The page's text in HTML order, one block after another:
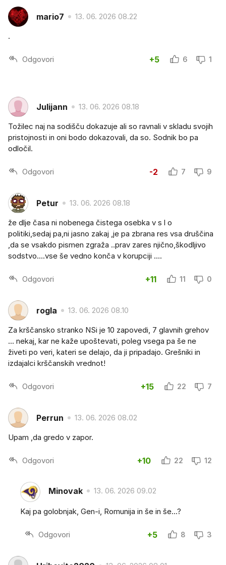
mario7 13. 06. 2026 08.22
.
Odgovori +5 6 1
Julijann 13. 06. 2026 08.18
Tožilec naj na sodišču dokazuje ali so ravnali v skladu svojih
pristojnosti in oni bodo dokazovali, da so. Sodnik bo pa
odločil.
Odgovori -2 7 9
Petur 13. 06. 2026 08.18
že dlje časa ni nobenega čistega osebka v s l o
politiki,sedaj pa,ni jasno zakaj ,je pa zbrana res vsa druščina
,da se vsakdo pismen zgraža ..prav zares njično,škodljivo
sodstvo....vse še vedno konča v korupciji ....
Odgovori +11 11 0
rogla 13. 06. 2026 08.10
Za krščansko stranko NSi je 10 zapovedi, 7 glavnih grehov
... nekaj, kar ne kaže upoštevati, poleg vsega pa še ne
živeti po veri, kateri se delajo, da ji pripadajo. Grešniki in
izdajalci krščanskih vrednot!
Odgovori +15 22 7
Perrun 13. 06. 2026 08.02
Upam ,da gredo v zapor.
Odgovori +10 22 12
Minovak 13. 06. 2026 09.02
Kaj pa golobnjak, Gen-i, Romunija in še in še...?
Odgovori +5 8 3